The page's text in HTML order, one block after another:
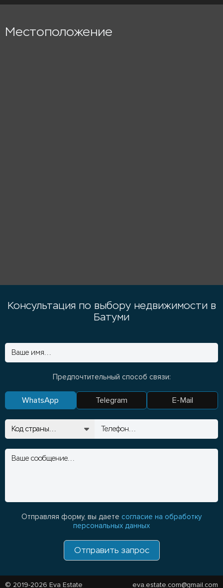
Местоположение
Консультация по выбору недвижимости в
Батуми
Предпочтительный способ связи:
WhatsApp Telegram E-Mail
Отправляя форму, вы даете согласие на обработку
персональных данных
Отправить запрос
© 2019-2026 Eva Estate eva.estate.com@gmail.com